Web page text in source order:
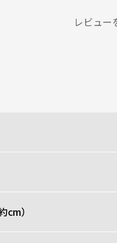
レビュー
）